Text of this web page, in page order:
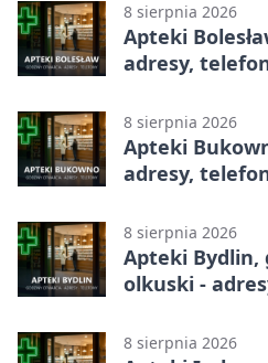
8 sierpnia 2026
Apteki
adresy,
8 sierpnia 2026
Apteki
adresy,
8 sierpnia 2026
Apteki Bydlin,
olkuski -
8 sierpnia 2026